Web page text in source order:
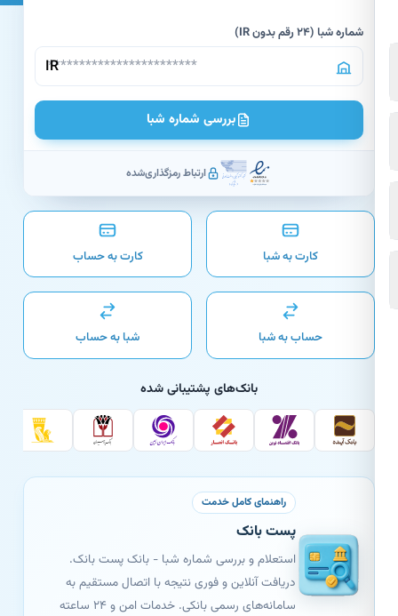
شماره شبا (24 رقم بدون IR)
IR
بررسی شماره شبا
ارتباط رمزگذاری‌شده
کارت به شبا کارت به حساب
حساب به شبا شبا به حساب
بانک‌های پشتیبانی شده
راهنمای کامل خدمت
پست بانک
استعلام و بررسی شماره شبا - بانک پست بانک.
دریافت آنلاین و فوری نتیجه با اتصال مستقیم به
سامانه‌های رسمی بانکی. خدمات امن و ۲۴ ساعته